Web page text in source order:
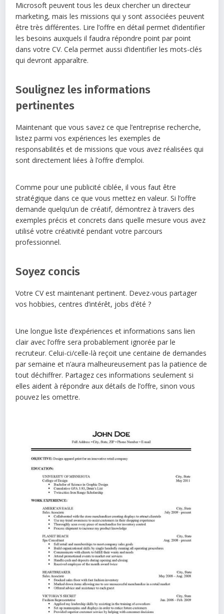
Microsoft peuvent tous les deux chercher un directeur
marketing, mais les missions qui y sont associées peuvent
être très différentes. Lire l’offre en détail permet d’identifier
les besoins auxquels il faudra répondre point par point
dans votre CV. Cela permet aussi d’identifier les mots-clés
qui devront apparaître.
Soulignez les informations
pertinentes
Maintenant que vous savez ce que l’entreprise recherche,
listez parmi vos expériences les exemples de
responsabilités et de missions que vous avez réalisées qui
sont directement liées à l’offre d’emploi.
Comme pour une publicité ciblée, il vous faut être
stratégique dans ce que vous mettez en valeur. Si l’offre
demande quelqu’un de créatif, démontrez à travers des
exemples précis et concrets dans quelle mesure vous avez
utilisé votre créativité pendant votre parcours
professionnel.
Soyez concis
Votre CV est maintenant pertinent. Devez-vous partager
vos hobbies, centres d’intérêt, jobs d’été ?
Une longue liste d’expériences et informations sans lien
clair avec l’offre sera probablement ignorée par le
recruteur. Celui-ci/celle-là reçoit une centaine de demandes
par semaine et n’aura malheureusement pas la patience de
tout déchiffrer. Partagez ces informations seulement si
elles aident à répondre aux détails de l’offre, sinon vous
pouvez les omettre.